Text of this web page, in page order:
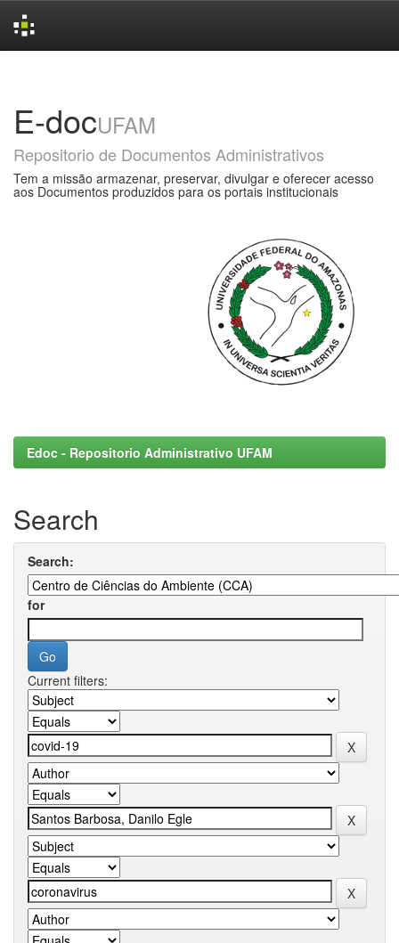
E-docUFAM
Repositorio de Documentos Administrativos
Tem a missão armazenar, preservar, divulgar e oferecer acesso
aos Documentos produzidos para os portais institucionais
Edoc - Repositorio Administrativo UFAM
Search
Search:
for
Current filters: